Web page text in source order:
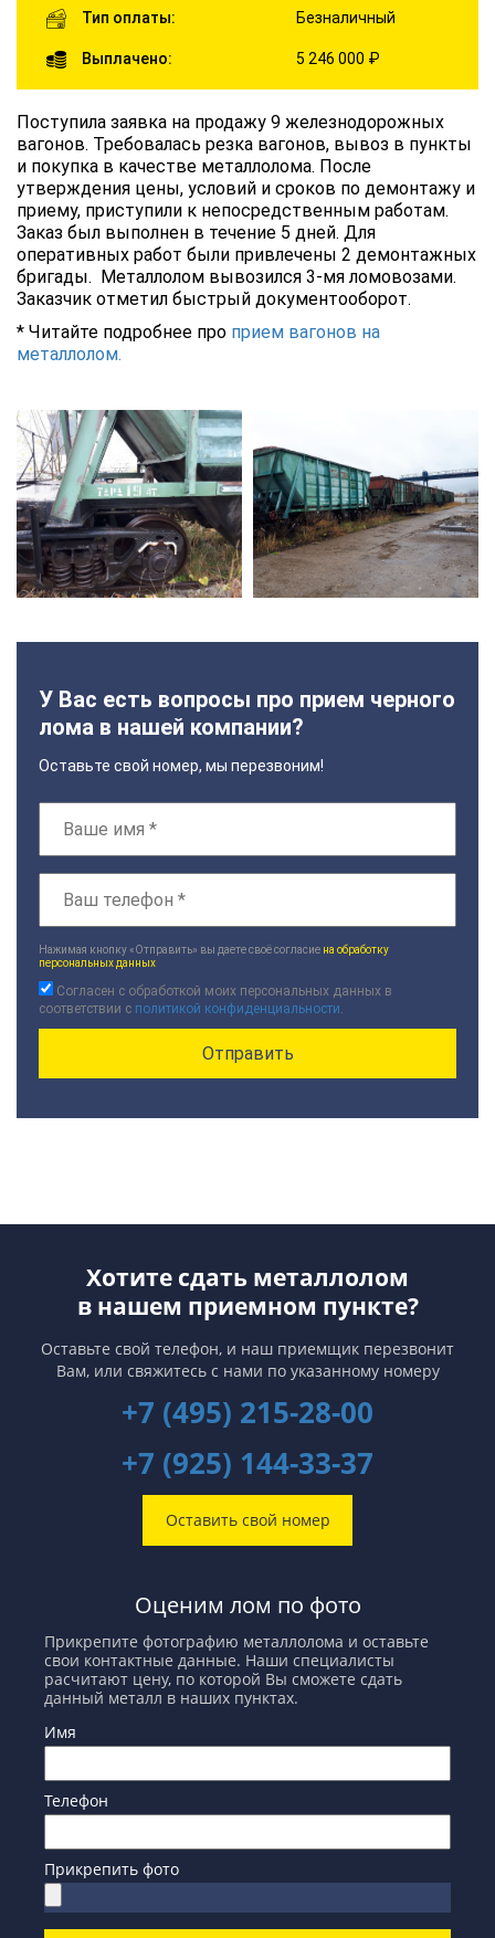
Тип оплаты: Безналичный
Выплачено: 5 246 000 ₽
Поступила заявка на продажу 9 железнодорожных
вагонов. Требовалась резка вагонов, вывоз в пункты
и покупка в качестве металлолома. После
утверждения цены, условий и сроков по демонтажу и
приему, приступили к непосредственным работам.
Заказ был выполнен в течение 5 дней. Для
оперативных работ были привлечены 2 демонтажных
бригады. Металлолом вывозился 3-мя ломовозами.
Заказчик отметил быстрый документооборот.
* Читайте подробнее про прием вагонов на
металлолом.
У Вас есть вопросы про прием черного
лома в нашей компании?
Оставьте свой номер, мы перезвоним!
Нажимая кнопку «Отправить» вы даете своё согласие на обработку
персональных данных
Согласен с обработкой моих персональных данных в
соответствии с политикой конфиденциальности.
Хотите сдать металлолом
в нашем приемном пункте?
Оставьте свой телефон, и наш приемщик перезвонит
Вам, или свяжитесь с нами по указанному номеру
+7 (495) 215-28-00
+7 (925) 144-33-37
Оставить свой номер
Оценим лом по фото
Прикрепите фотографию металлолома и оставьте
свои контактные данные. Наши специалисты
расчитают цену, по которой Вы сможете сдать
данный металл в наших пунктах.
Имя
Телефон
Прикрепить фото